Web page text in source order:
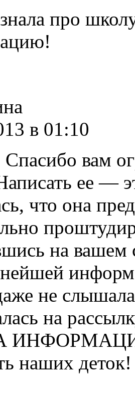
про
в 01:10
вам
ее —
что она
на вашем
не
на
наших деток!